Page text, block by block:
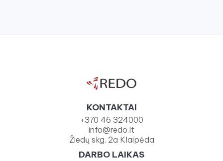
KONTAKTAI
+370 46 324000
info@redo.lt
Žiedų skg. 2a Klaipėda
DARBO LAIKAS